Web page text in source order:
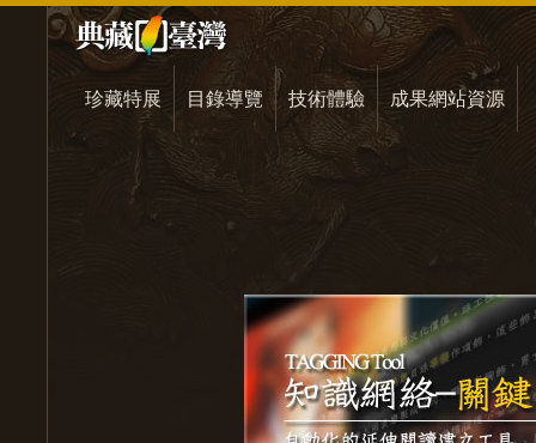
珍藏特展 目錄導覽 技術體驗 成果網站資源